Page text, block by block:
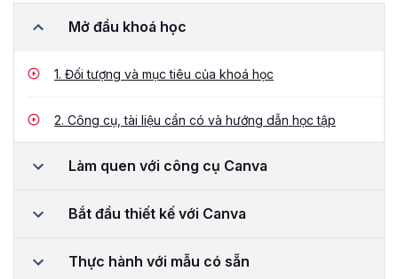
Mở đầu khoá học
1. Đối tượng và mục tiêu của khoá học
2. Công cụ, tài liệu cần có và hướng dẫn học tập
Làm quen với công cụ Canva
Bắt đầu thiết kế với Canva
Thực hành với mẫu có sẵn